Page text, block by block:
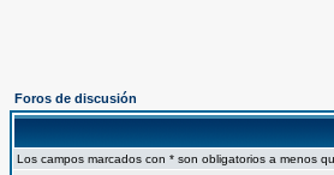
Foros de discusión
Los campos marcados con * son obligatorios a menos